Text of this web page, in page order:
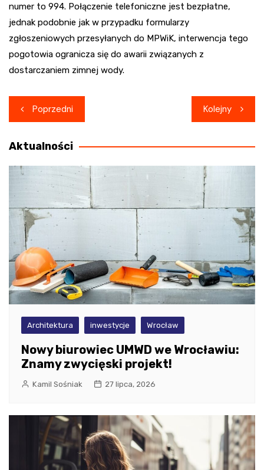
numer to 994. Połączenie telefoniczne jest bezpłatne,
jednak podobnie jak w przypadku formularzy
zgłoszeniowych przesyłanych do MPWiK, interwencja tego
pogotowia ogranicza się do awarii związanych z
dostarczaniem zimnej wody.
Nawigacja
wpisu
Poprzedni Kolejny
Aktualności
Architektura inwestycje Wrocław
Nowy biurowiec UMWD we Wrocławiu:
Znamy zwycięski projekt!
Kamil Sośniak 27 lipca, 2026